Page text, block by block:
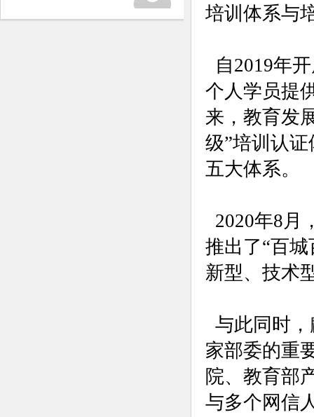
培训体系与
自2019年
个人学员提
来，教育发
级”培训认
五大体系。
2020年8月
推出了“百
新型、技术
与此同时
家部委的重
院、教育部
与多个网信